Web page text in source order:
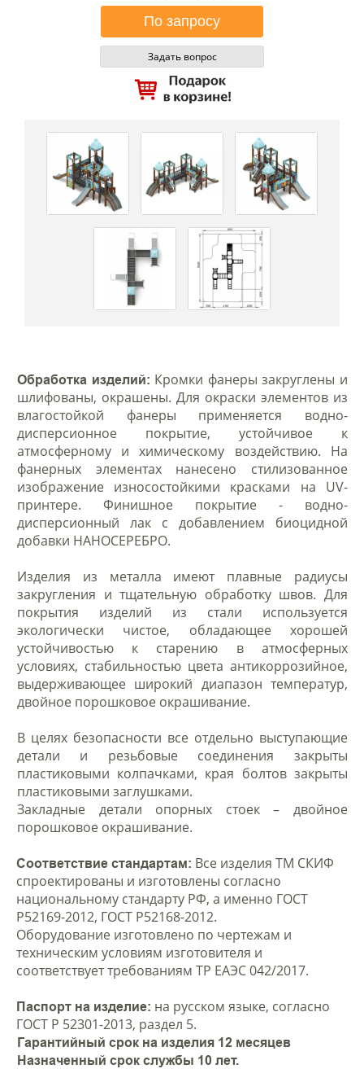
Задать вопрос
Обработка изделий: Кромки фанеры закруглены и
шлифованы, окрашены. Для окраски элементов из
влагостойкой фанеры применяется водно-
дисперсионное покрытие, устойчивое к
атмосферному и химическому воздействию. На
фанерных элементах нанесено стилизованное
изображение износостойкими красками на UV-
принтере. Финишное покрытие - водно-
дисперсионный лак с добавлением биоцидной
добавки НАНОСЕРЕБРО.
Изделия из металла имеют плавные радиусы
закругления и тщательную обработку швов. Для
покрытия изделий из стали используется
экологически чистое, обладающее хорошей
устойчивостью к старению в атмосферных
условиях, стабильностью цвета антикоррозийное,
выдерживающее широкий диапазон температур,
двойное порошковое окрашивание.
В целях безопасности все отдельно выступающие
детали и резьбовые соединения закрыты
пластиковыми колпачками, края болтов закрыты
пластиковыми заглушками.
Закладные детали опорных стоек – двойное
порошковое окрашивание.
Соответствие стандартам: Все изделия ТМ СКИФ
спроектированы и изготовлены согласно
национальному стандарту РФ, а именно ГОСТ
Р52169-2012, ГОСТ Р52168-2012.
Оборудование изготовлено по чертежам и
техническим условиям изготовителя и
соответствует требованиям ТР ЕАЭС 042/2017.
Паспорт на изделие: на русском языке, согласно
ГОСТ Р 52301-2013, раздел 5.
Гарантийный срок на изделия 12 месяцев
Назначенный срок службы 10 лет.